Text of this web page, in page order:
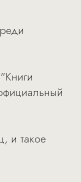
и такое